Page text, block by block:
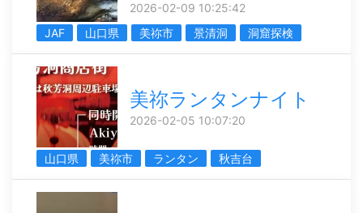
2026-02-09 10:25:42
JAF
山口県 美祢市 景清洞 洞窟探検
美祢ランタンナイト
2026-02-05 10:07:20
山口県 美祢市 ランタン 秋吉台